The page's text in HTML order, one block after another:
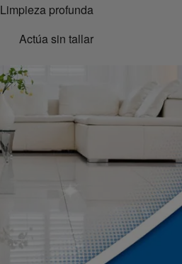
Limpieza profunda
Actúa sin tallar